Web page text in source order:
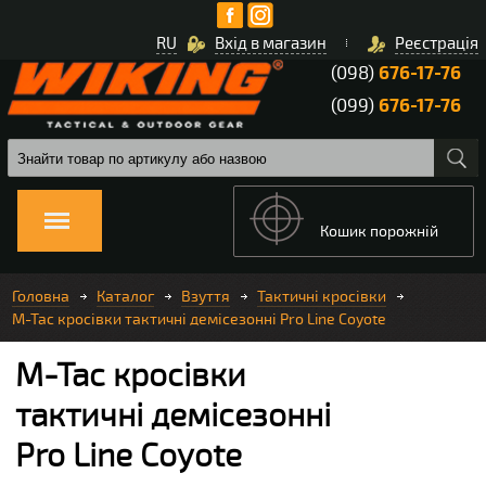
Вхід в магазин Реєстрація
RU
(098)676-17-76
(099)676-17-76
Кошик порожній
Головна Каталог Взуття
Тактичні кросівки
M-Tac кросівки тактичні демісезонні Pro Line Coyote
M-Tac кросівки
тактичні демісезонні
Pro Line Coyote